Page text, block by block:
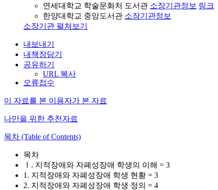
연세대학교 학술문화처 도서관 소장기관정보 링크
한양대학교 중앙도서관 소장기관정보
소장기관 펼쳐보기
내보내기
내책장담기
공유하기
URL 복사
오류접수
이 자료를 본 이용자가 본 자료
나만을 위한 추천자료
목차 (Table of Contents)
목차
Ⅰ. 지적장애와 자폐성장애 학생의 이해 = 3
1. 지적장애와 자폐성장애 학생 현황 = 3
2. 지적장애와 자폐성장애 학생 정의 = 4